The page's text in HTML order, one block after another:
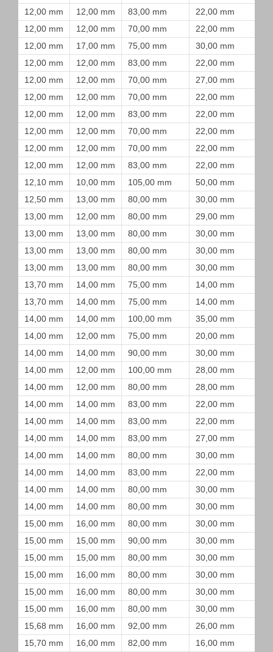
12,00 mm
12,00 mm 83,00 mm
22,00 mm
12,00 mm
12,00 mm 70,00 mm
22,00 mm
12,00 mm
17,00 mm 75,00 mm
30,00 mm
12,00 mm
12,00 mm 83,00 mm
22,00 mm
12,00 mm
12,00 mm 70,00 mm
27,00 mm
12,00 mm
12,00 mm 70,00 mm
22,00 mm
12,00 mm
12,00 mm 83,00 mm
22,00 mm
12,00 mm
12,00 mm 70,00 mm
22,00 mm
12,00 mm
12,00 mm 70,00 mm
22,00 mm
12,00 mm
12,00 mm 83,00 mm
22,00 mm
12,10 mm
10,00 mm 105,00 mm
50,00 mm
12,50 mm
13,00 mm 80,00 mm
30,00 mm
13,00 mm
12,00 mm 80,00 mm
29,00 mm
13,00 mm
13,00 mm 80,00 mm
30,00 mm
13,00 mm
13,00 mm 80,00 mm
30,00 mm
13,00 mm
13,00 mm 80,00 mm
30,00 mm
13,70 mm
14,00 mm 75,00 mm
14,00 mm
13,70 mm
14,00 mm 75,00 mm
14,00 mm
14,00 mm
14,00 mm 100,00 mm
35,00 mm
14,00 mm
12,00 mm 75,00 mm
20,00 mm
14,00 mm
14,00 mm 90,00 mm
30,00 mm
14,00 mm
12,00 mm 100,00 mm
28,00 mm
14,00 mm
12,00 mm 80,00 mm
28,00 mm
14,00 mm
14,00 mm 83,00 mm
22,00 mm
14,00 mm
14,00 mm 83,00 mm
22,00 mm
14,00 mm
14,00 mm 83,00 mm
27,00 mm
14,00 mm
14,00 mm 80,00 mm
30,00 mm
14,00 mm
14,00 mm 83,00 mm
22,00 mm
14,00 mm
14,00 mm 80,00 mm
30,00 mm
14,00 mm
14,00 mm 80,00 mm
30,00 mm
15,00 mm
16,00 mm 80,00 mm
30,00 mm
15,00 mm
15,00 mm 90,00 mm
30,00 mm
15,00 mm
15,00 mm 80,00 mm
30,00 mm
15,00 mm
16,00 mm 80,00 mm
30,00 mm
15,00 mm
16,00 mm 80,00 mm
30,00 mm
15,00 mm
16,00 mm 80,00 mm
30,00 mm
15,68 mm
16,00 mm 92,00 mm
26,00 mm
15,70 mm
16,00 mm 82,00 mm 16,00 mm